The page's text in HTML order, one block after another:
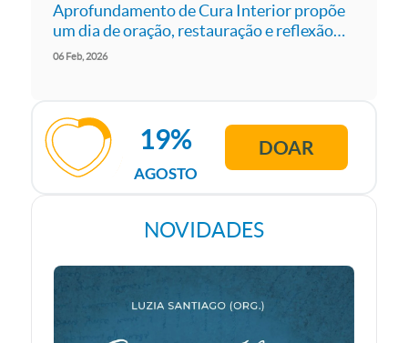
Aprofundamento de Cura Interior propõe
um dia de oração, restauração e reflexão
em São Paulo
06 Feb 2026
AGOSTO
19% DOAR
NOVIDADES